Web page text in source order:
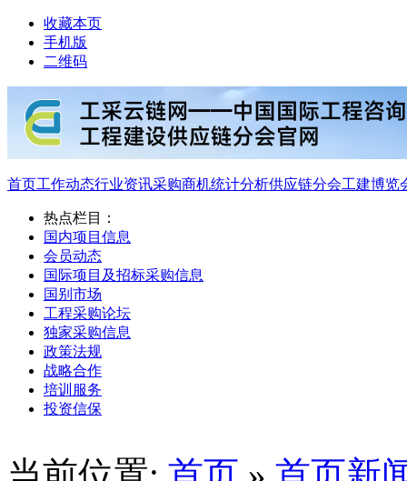
收藏本页
手机版
二维码
首页工作动态行业资讯采购商机统计分析供应链分会工建博览
热点栏目：
国内项目信息
会员动态
国际项目及招标采购信息
国别市场
工程采购论坛
独家采购信息
政策法规
战略合作
培训服务
投资信保